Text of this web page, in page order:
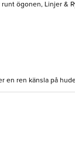
ögonen, Linjer &
en ren känsla på